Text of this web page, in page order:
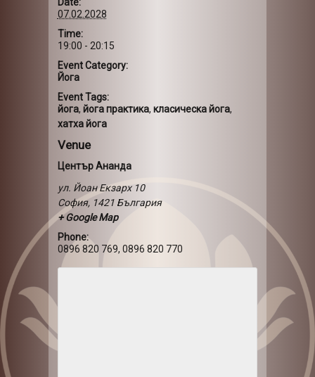
07.02.2028
Time:
19:00 - 20:15
Event Category:
Йога
Event Tags:
йога, йога практика, класическа йога,
хатха йога
Venue
Център Ананда
ул. Йоан Екзарх 10
София, 1421 България
+ Google Map
Phone:
0896 820 769, 0896 820 770